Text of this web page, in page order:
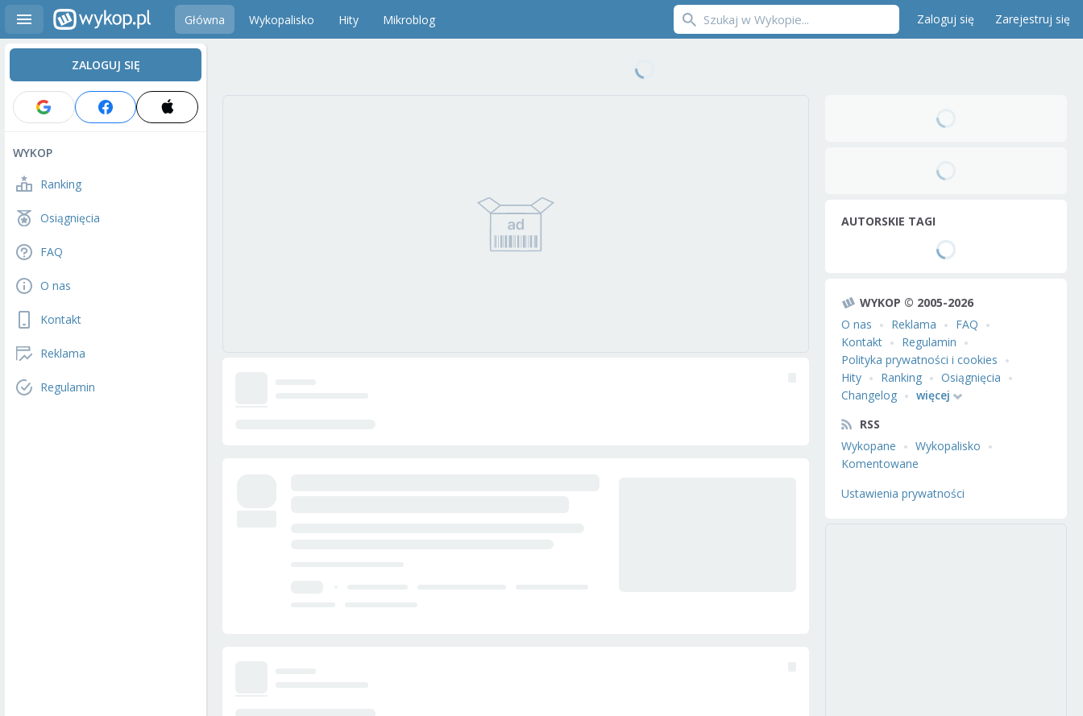
Główna Wykopalisko Hity Mikroblog Zaloguj się Zarejestruj się
ZALOGUJ SIĘ
WYKOP
Ranking
Osiągnięcia
FAQ
O nas
Kontakt
Reklama
Regulamin
AUTORSKIE TAGI
WYKOP © 2005-2026
O nas
Reklama
FAQ
Kontakt
Regulamin
Polityka prywatności i cookies
Hity
Ranking
Osiągnięcia
Changelog
więcej
RSS
Wykopane
Wykopalisko
Komentowane
Ustawienia prywatności